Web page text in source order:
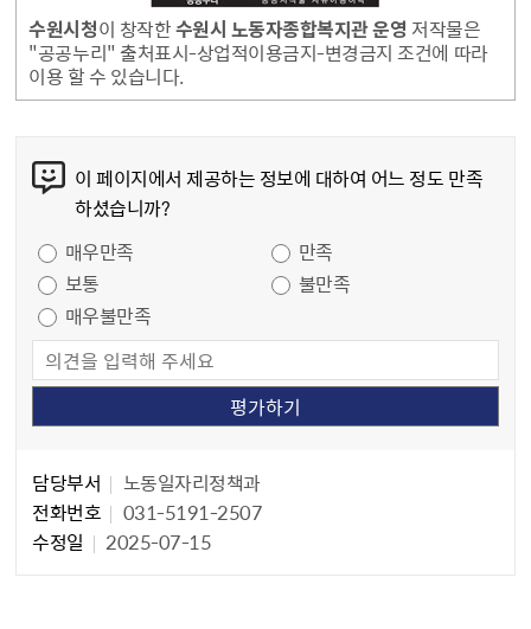
수원시청이 창작한수원시 노동자종합복지관 운영 저작물은
"공공누리" 출처표시-상업적이용금지-변경금지 조건에 따라
이용 할 수 있습니다.
이 페이지에서 제공하는 정보에 대하여 어느 정도 만족
하셨습니까?
매우만족
만족
보통
불만족
매우불만족
담당부서
노동일자리정책과
전화번호
031-5191-2507
수정일
2025-07-15